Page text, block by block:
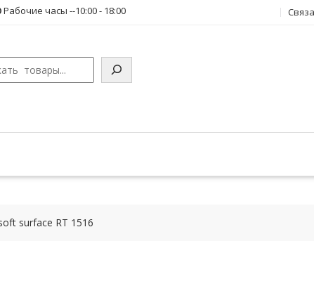
Рабочие часы --10:00 - 18:00
surface RT 1516